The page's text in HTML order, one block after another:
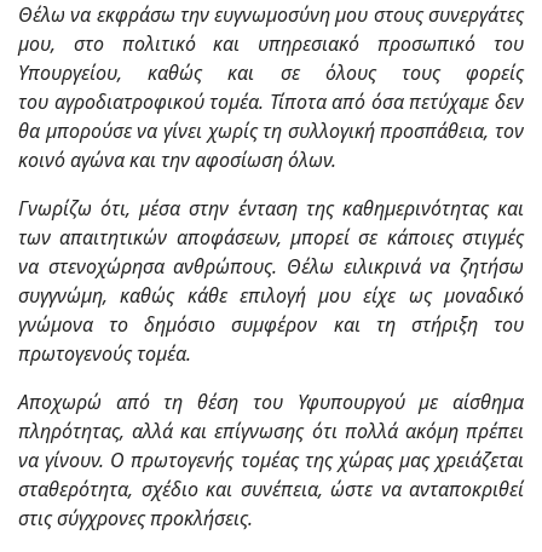
Θέλω να εκφράσω την ευγνωμοσύνη μου στους συνεργάτες
μου, στο πολιτικό και υπηρεσιακό προσωπικό του
Υπουργείου, καθώς και σε όλους τους φορείς
του αγροδιατροφικού τομέα. Τίποτα από όσα πετύχαμε δεν
θα μπορούσε να γίνει χωρίς τη συλλογική προσπάθεια, τον
κοινό αγώνα και την αφοσίωση όλων.
Γνωρίζω ότι, μέσα στην ένταση της καθημερινότητας και
των απαιτητικών αποφάσεων, μπορεί σε κάποιες στιγμές
να στενοχώρησα ανθρώπους. Θέλω ειλικρινά να ζητήσω
συγγνώμη, καθώς κάθε επιλογή μου είχε ως μοναδικό
γνώμονα το δημόσιο συμφέρον και τη στήριξη του
πρωτογενούς τομέα.
Αποχωρώ από τη θέση του Υφυπουργού με αίσθημα
πληρότητας, αλλά και επίγνωσης ότι πολλά ακόμη πρέπει
να γίνουν. Ο πρωτογενής τομέας της χώρας μας χρειάζεται
σταθερότητα, σχέδιο και συνέπεια, ώστε να ανταποκριθεί
στις σύγχρονες προκλήσεις.